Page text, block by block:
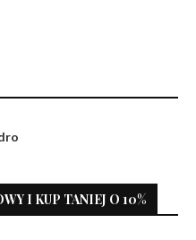
I KUP TANIEJ O 10%